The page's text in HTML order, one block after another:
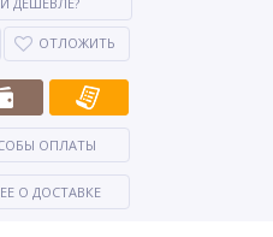
ОТЛОЖИТЬ
ОПЛАТЫ
О ДОСТАВКЕ